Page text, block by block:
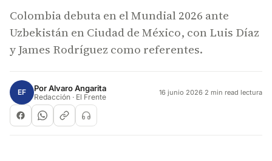
Colombia debuta en el Mundial 2026 ante
Uzbekistán en Ciudad de México, con Luis Díaz
y James Rodríguez como referentes.
EF PorAlvaro Angarita
Redacción · El Frente 16 junio 2026·2 min read lectura